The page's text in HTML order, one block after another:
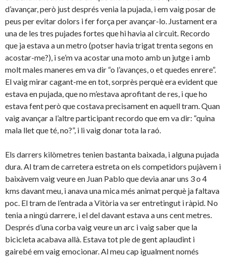
d’avançar, però just després venia la pujada, i em vaig posar de
peus per evitar dolors i fer força per avançar-lo. Justament era
una de les tres pujades fortes que hi havia al circuit. Recordo
que ja estava a un metro (potser havia trigat trenta segons en
acostar-me?), i se’m va acostar una moto amb un jutge i amb
molt males maneres em va dir “o l’avançes, o et quedes enrere”.
El vaig mirar cagant-me en tot, sorprès perquè era evident que
estava en pujada, que no m’estava aprofitant de res, i que ho
estava fent però que costava precisament en aquell tram. Quan
vaig avançar a l’altre participant recordo que em va dir: “quina
mala llet que té, no?”, i li vaig donar tota la raó.
Els darrers kilòmetres tenien bastanta baixada, i alguna pujada
dura. Al tram de carretera estreta on els competidors pujàvem i
baixàvem vaig veure en Juan Pablo que devia anar uns 3 o 4
kms davant meu, i anava una mica més animat perquè ja faltava
poc. El tram de l’entrada a Vitòria va ser entretingut i ràpid. No
tenia a ningú darrere, i el del davant estava a uns cent metres.
Després d’una corba vaig veure un arc i vaig saber que la
bicicleta acabava allà. Estava tot ple de gent aplaudint i
gairebé em vaig emocionar. Al meu cap igualment només